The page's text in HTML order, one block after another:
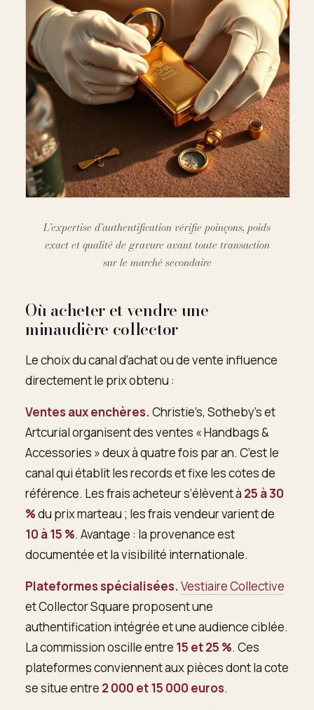
L’expertise d’authentification vérifie poinçons, poids
exact et qualité de gravure avant toute transaction
sur le marché secondaire
Où acheter et vendre une
minaudière collector
Le choix du canal d’achat ou de vente influence
directement le prix obtenu :
Ventes aux enchères.Christie’s, Sotheby’s et
Artcurial organisent des ventes « Handbags &
Accessories » deux à quatre fois par an. C’est le
canal qui établit les records et fixe les cotes de
référence. Les frais acheteur s’élèvent à 25 à 30
%du prix marteau ; les frais vendeur varient de
10 à 15 %. Avantage : la provenance est
documentée et la visibilité internationale.
Plateformes spécialisées.Vestiaire Collective
et Collector Square proposent une
authentification intégrée et une audience ciblée.
La commission oscille entre 15 et 25 %. Ces
plateformes conviennent aux pièces dont la cote
se situe entre 2 000 et 15 000 euros.